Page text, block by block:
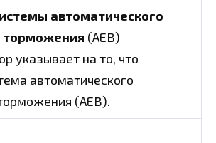
автоматического
торможения (AEB)
указывает на то, что
автоматического
(AEB).